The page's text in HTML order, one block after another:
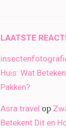
LAATSTE
Huis: Wat
Pakken?
Asra travel op
Betekent Dit en